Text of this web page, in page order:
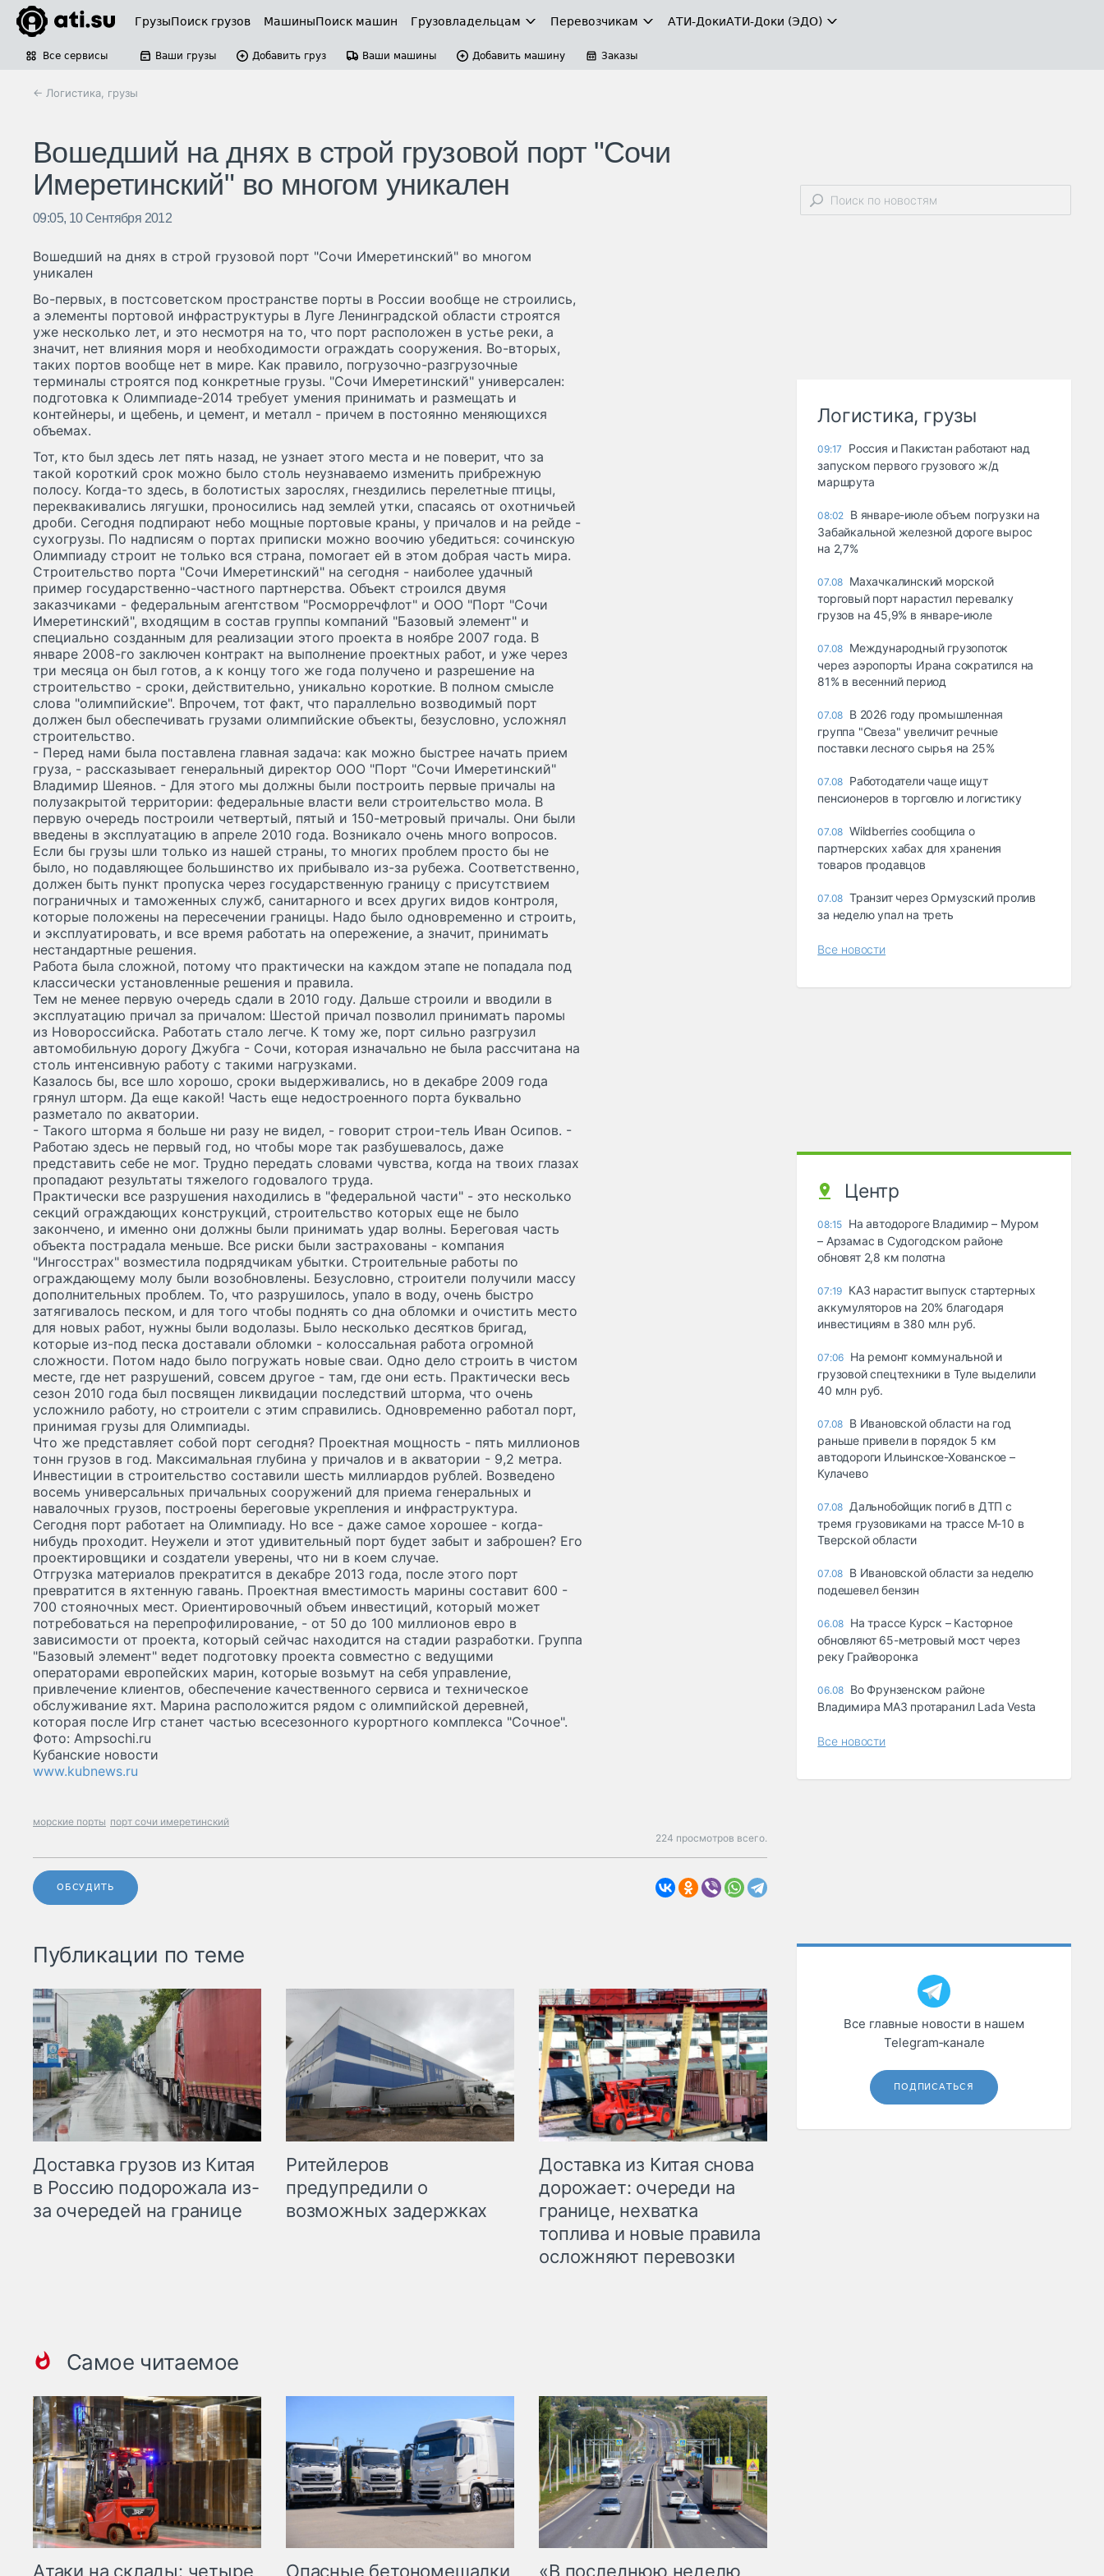
ГрузыПоиск грузов МашиныПоиск машин Грузовладельцам Перевозчикам АТИ-ДокиАТИ-Доки (ЭДО)
Все сервисы Ваши грузы Добавить груз Ваши машины Добавить машину Заказы
← Логистика, грузы
Вошедший на днях в строй грузовой порт "Сочи
Имеретинский" во многом уникален
09:05, 10 Сентября 2012
Вошедший на днях в строй грузовой порт "Сочи Имеретинский" во многом
уникален
Во-первых, в постсоветском пространстве порты в России вообще не строились,
а элементы портовой инфраструктуры в Луге Ленинградской области строятся
уже несколько лет, и это несмотря на то, что порт расположен в устье реки, а
значит, нет влияния моря и необходимости ограждать сооружения. Во-вторых,
таких портов вообще нет в мире. Как правило, погрузочно-разгрузочные
терминалы строятся под конкретные грузы. "Сочи Имеретинский" универсален:
подготовка к Олимпиаде-2014 требует умения принимать и размещать и
контейнеры, и щебень, и цемент, и металл - причем в постоянно меняющихся
объемах.
Тот, кто был здесь лет пять назад, не узнает этого места и не поверит, что за
такой короткий срок можно было столь неузнаваемо изменить прибрежную
полосу. Когда-то здесь, в болотистых зарослях, гнездились перелетные птицы,
переквакивались лягушки, проносились над землей утки, спасаясь от охотничьей
дроби. Сегодня подпирают небо мощные портовые краны, у причалов и на рейде -
сухогрузы. По надписям о портах приписки можно воочию убедиться: сочинскую
Олимпиаду строит не только вся страна, помогает ей в этом добрая часть мира.
Строительство порта "Сочи Имеретинский" на сегодня - наиболее удачный
пример государственно-частного партнерства. Объект строился двумя
заказчиками - федеральным агентством "Росморречфлот" и ООО "Порт "Сочи
Имеретинский", входящим в состав группы компаний "Базовый элемент" и
специально созданным для реализации этого проекта в ноябре 2007 года. В
январе 2008-го заключен контракт на выполнение проектных работ, и уже через
три месяца он был готов, а к концу того же года получено и разрешение на
строительство - сроки, действительно, уникально короткие. В полном смысле
слова "олимпийские". Впрочем, тот факт, что параллельно возводимый порт
должен был обеспечивать грузами олимпийские объекты, безусловно, усложнял
строительство.
- Перед нами была поставлена главная задача: как можно быстрее начать прием
груза, - рассказывает генеральный директор ООО "Порт "Сочи Имеретинский"
Владимир Шеянов. - Для этого мы должны были построить первые причалы на
полузакрытой территории: федеральные власти вели строительство мола. В
первую очередь построили четвертый, пятый и 150-метровый причалы. Они были
введены в эксплуатацию в апреле 2010 года. Возникало очень много вопросов.
Если бы грузы шли только из нашей страны, то многих проблем просто бы не
было, но подавляющее большинство их прибывало из-за рубежа. Соответственно,
должен быть пункт пропуска через государственную границу с присутствием
пограничных и таможенных служб, санитарного и всех других видов контроля,
которые положены на пересечении границы. Надо было одновременно и строить,
и эксплуатировать, и все время работать на опережение, а значит, принимать
нестандартные решения.
Работа была сложной, потому что практически на каждом этапе не попадала под
классически установленные решения и правила.
Тем не менее первую очередь сдали в 2010 году. Дальше строили и вводили в
эксплуатацию причал за причалом: Шестой причал позволил принимать паромы
из Новороссийска. Работать стало легче. К тому же, порт сильно разгрузил
автомобильную дорогу Джубга - Сочи, которая изначально не была рассчитана на
столь интенсивную работу с такими нагрузками.
Казалось бы, все шло хорошо, сроки выдерживались, но в декабре 2009 года
грянул шторм. Да еще какой! Часть еще недостроенного порта буквально
разметало по акватории.
- Такого шторма я больше ни разу не видел, - говорит строи-тель Иван Осипов. -
Работаю здесь не первый год, но чтобы море так разбушевалось, даже
представить себе не мог. Трудно передать словами чувства, когда на твоих глазах
пропадают результаты тяжелого годовалого труда.
Практически все разрушения находились в "федеральной части" - это несколько
секций ограждающих конструкций, строительство которых еще не было
закончено, и именно они должны были принимать удар волны. Береговая часть
объекта пострадала меньше. Все риски были застрахованы - компания
"Ингосстрах" возместила подрядчикам убытки. Строительные работы по
ограждающему молу были возобновлены. Безусловно, строители получили массу
дополнительных проблем. То, что разрушилось, упало в воду, очень быстро
затягивалось песком, и для того чтобы поднять со дна обломки и очистить место
для новых работ, нужны были водолазы. Было несколько десятков бригад,
которые из-под песка доставали обломки - колоссальная работа огромной
сложности. Потом надо было погружать новые сваи. Одно дело строить в чистом
месте, где нет разрушений, совсем другое - там, где они есть. Практически весь
сезон 2010 года был посвящен ликвидации последствий шторма, что очень
усложнило работу, но строители с этим справились. Одновременно работал порт,
принимая грузы для Олимпиады.
Что же представляет собой порт сегодня? Проектная мощность - пять миллионов
тонн грузов в год. Максимальная глубина у причалов и в акватории - 9,2 метра.
Инвестиции в строительство составили шесть миллиардов рублей. Возведено
восемь универсальных причальных сооружений для приема генеральных и
навалочных грузов, построены береговые укрепления и инфраструктура.
Сегодня порт работает на Олимпиаду. Но все - даже самое хорошее - когда-
нибудь проходит. Неужели и этот удивительный порт будет забыт и заброшен? Его
проектировщики и создатели уверены, что ни в коем случае.
Отгрузка материалов прекратится в декабре 2013 года, после этого порт
превратится в яхтенную гавань. Проектная вместимость марины составит 600 -
700 стояночных мест. Ориентировочный объем инвестиций, который может
потребоваться на перепрофилирование, - от 50 до 100 миллионов евро в
зависимости от проекта, который сейчас находится на стадии разработки. Группа
"Базовый элемент" ведет подготовку проекта совместно с ведущими
операторами европейских марин, которые возьмут на себя управление,
привлечение клиентов, обеспечение качественного сервиса и техническое
обслуживание яхт. Марина расположится рядом с олимпийской деревней,
которая после Игр станет частью всесезонного курортного комплекса "Сочное".
Фото: Ampsochi.ru
Кубанские новости
www.kubnews.ru
морские порты порт сочи имеретинский
224 просмотров всего.
ОБСУДИТЬ
Публикации по теме
Доставка грузов из Китая
в Россию подорожала из-
за очередей на границе
Ритейлеров
предупредили о
возможных задержках
Доставка из Китая снова
дорожает: очереди на
границе, нехватка
топлива и новые правила
осложняют перевозки
Самое читаемое
Атаки на склады: четыре
Опасные бетономешалки
«В последнюю неделю
Логистика, грузы
09:17
Россия и Пакистан работают над
запуском первого грузового ж/д
маршрута
08:02 В январе-июле объем погрузки на
Забайкальной железной дороге вырос
на 2,7%
07.08 Махачкалинский морской
торговый порт нарастил перевалку
грузов на 45,9% в январе-июле
07.08 Международный грузопоток
через аэропорты Ирана сократился на
81% в весенний период
07.08 В 2026 году промышленная
группа "Свеза" увеличит речные
поставки лесного сырья на 25%
07.08 Работодатели чаще ищут
пенсионеров в торговлю и логистику
07.08 Wildberries сообщила о
партнерских хабах для хранения
товаров продавцов
07.08 Транзит через Ормузский пролив
за неделю упал на треть
Все новости
Центр
08:15 На автодороге Владимир – Муром
– Арзамас в Судогодском районе
обновят 2,8 км полотна
07:19 КАЗ нарастит выпуск стартерных
аккумуляторов на 20% благодаря
инвестициям в 380 млн руб.
07:06 На ремонт коммунальной и
грузовой спецтехники в Туле выделили
40 млн руб.
07.08 В Ивановской области на год
раньше привели в порядок 5 км
автодороги Ильинское-Хованское –
Кулачево
07.08 Дальнобойщик погиб в ДТП с
тремя грузовиками на трассе М-10 в
Тверской области
07.08 В Ивановской области за неделю
подешевел бензин
06.08 На трассе Курск – Касторное
обновляют 65-метровый мост через
реку Грайворонка
06.08 Во Фрунзенском районе
Владимира МАЗ протаранил Lada Vesta
Все новости
Все главные новости в нашем
Telegram‑канале
ПОДПИСАТЬСЯ